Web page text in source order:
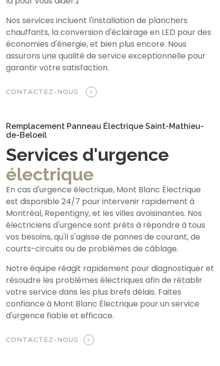
Nos services incluent l'installation de planchers
chauffants, la conversion d'éclairage en LED pour des
économies d'énergie, et bien plus encore. Nous
assurons une qualité de service exceptionnelle pour
garantir votre satisfaction.
CONTACTEZ-NOUS
Remplacement Panneau Électrique Saint-Mathieu-
de-Beloeil
Services d'urgence
électrique
En cas d'urgence électrique, Mont Blanc Électrique
est disponible 24/7 pour intervenir rapidement à
Montréal, Repentigny, et les villes avoisinantes. Nos
électriciens d'urgence sont prêts à répondre à tous
vos besoins, qu'il s'agisse de pannes de courant, de
courts-circuits ou de problèmes de câblage.
Notre équipe réagit rapidement pour diagnostiquer et
résoudre les problèmes électriques afin de rétablir
votre service dans les plus brefs délais. Faites
confiance à Mont Blanc Électrique pour un service
d'urgence fiable et efficace.
CONTACTEZ-NOUS